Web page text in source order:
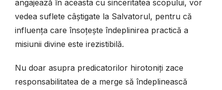
angajează în aceasta cu sinceritatea scopului, vor
vedea suflete câștigate la Salvatorul, pentru că
influența care însoțește îndeplinirea practică a
misiunii divine este irezistibilă.
Nu doar asupra predicatorilor hirotoniți zace
responsabilitatea de a merge să îndeplinească